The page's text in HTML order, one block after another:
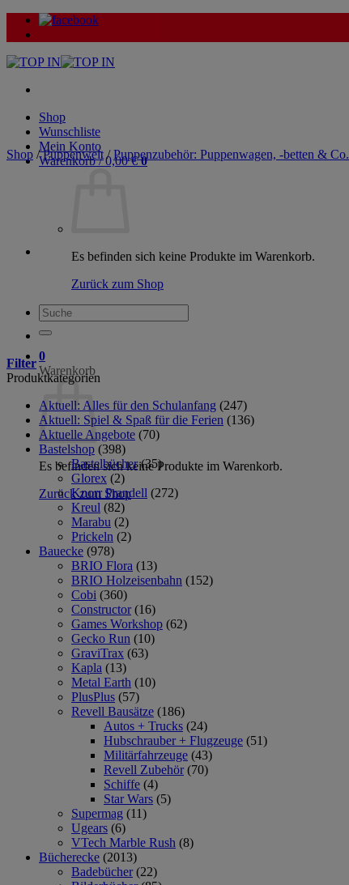
Zum
Inhalt
Shop
Wunschliste
Mein Konto
Warenkorb /0,00€ 0
Es befinden sich keine Produkte im Warenkorb.
Zurück zum Shop
Suche
nach:
0
Warenkorb
Es befinden sich keine Produkte im Warenkorb.
Zurück zum Shop
Shop / Puppenwelt / Puppenzubehör: Puppenwagen, -betten & Co.
Filter
Produktkategorien
Aktuell: Alles für den Schulanfang (247)
Aktuell: Spiel & Spaß für die Ferien (136)
Aktuelle Angebote (70)
Bastelshop (398)
Bastelbücher (35)
Glorex (2)
Knorr Prandell (272)
Kreul (82)
Marabu (2)
Prickeln (2)
Bauecke (978)
BRIO Flora (13)
BRIO Holzeisenbahn (152)
Cobi (360)
Constructor (16)
Games Workshop (62)
Gecko Run (10)
GraviTrax (63)
Kapla (13)
Metal Earth (10)
PlusPlus (57)
Revell Bausätze (186)
Autos + Trucks (24)
Hubschrauber + Flugzeuge (51)
Militärfahrzeuge (43)
Revell Zubehör (70)
Schiffe (4)
Star Wars (5)
Supermag (11)
Ugears (6)
VTech Marble Rush (8)
Bücherecke (2013)
Badebücher (22)